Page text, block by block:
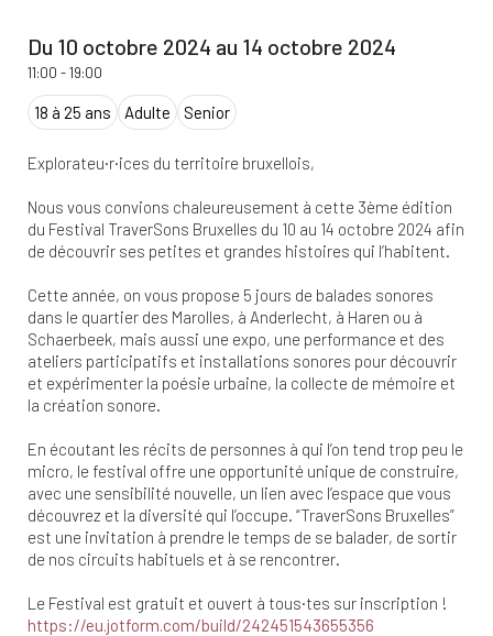
Du 10 octobre 2024 au 14 octobre 2024
11:00 -19:00
18 à 25 ans Adulte Senior
Explorateu·r·ices du territoire bruxellois,
Nous vous convions chaleureusement à cette 3ème édition
du Festival TraverSons Bruxelles du 10 au 14 octobre 2024 afin
de découvrir ses petites et grandes histoires qui l’habitent.
Cette année, on vous propose 5 jours de balades sonores
dans le quartier des Marolles, à Anderlecht, à Haren ou à
Schaerbeek, mais aussi une expo, une performance et des
ateliers participatifs et installations sonores pour découvrir
et expérimenter la poésie urbaine, la collecte de mémoire et
la création sonore.
En écoutant les récits de personnes à qui l’on tend trop peu le
micro, le festival offre une opportunité unique de construire,
avec une sensibilité nouvelle, un lien avec l’espace que vous
découvrez et la diversité qui l’occupe. “TraverSons Bruxelles”
est une invitation à prendre le temps de se balader, de sortir
de nos circuits habituels et à se rencontrer.
Le Festival est gratuit et ouvert à tous·tes sur inscription !
https://eu.jotform.com/build/242451543655356